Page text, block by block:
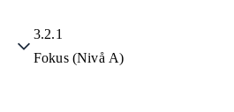
3.2.1
Fokus (Nivå A)